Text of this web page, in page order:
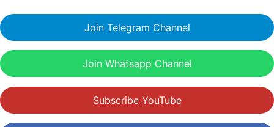
Join Telegram Channel
Join Whatsapp Channel
Subscribe YouTube